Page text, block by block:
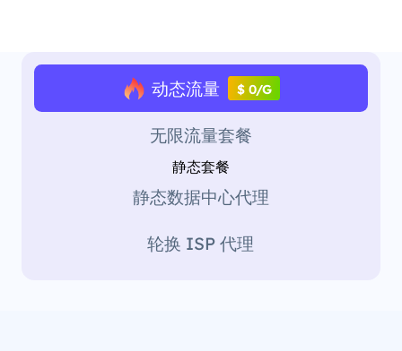
动态流量 $ 0/G
无限流量套餐
静态套餐
静态数据中心代理
轮换 ISP 代理